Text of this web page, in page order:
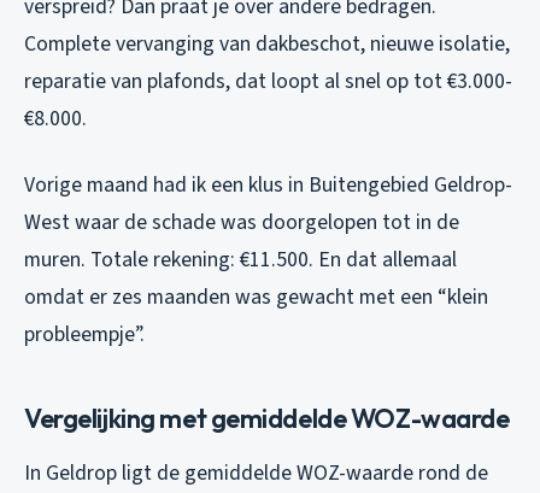
verspreid? Dan praat je over andere bedragen.
Complete vervanging van dakbeschot, nieuwe isolatie,
reparatie van plafonds, dat loopt al snel op tot €3.000-
€8.000.
Vorige maand had ik een klus in Buitengebied Geldrop-
West waar de schade was doorgelopen tot in de
muren. Totale rekening: €11.500. En dat allemaal
omdat er zes maanden was gewacht met een “klein
probleempje”.
Vergelijking met gemiddelde WOZ-waarde
In Geldrop ligt de gemiddelde WOZ-waarde rond de